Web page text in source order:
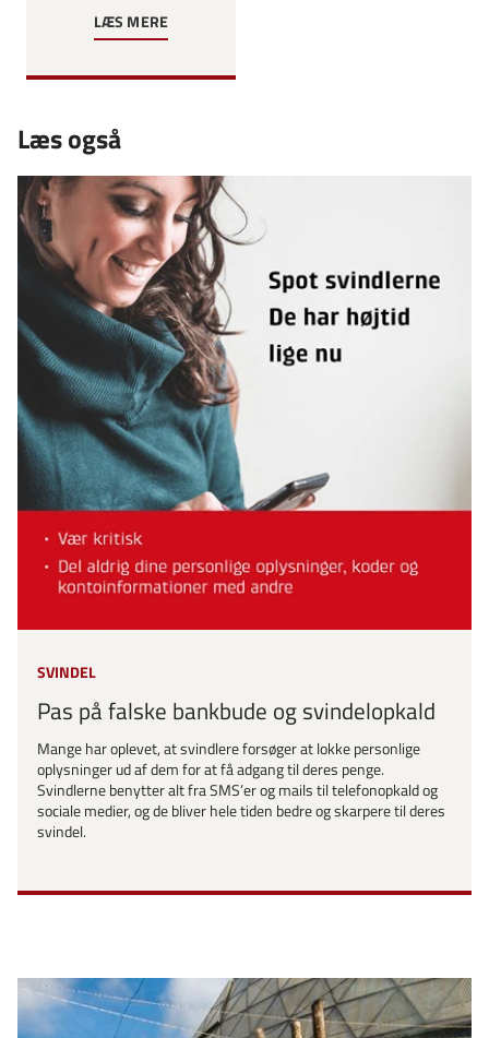
LÆS MERE
Læs også
SVINDEL
Pas på falske bankbude og svindelopkald
Mange har oplevet, at svindlere forsøger at lokke personlige
oplysninger ud af dem for at få adgang til deres penge.
Svindlerne benytter alt fra SMS’er og mails til telefonopkald og
sociale medier, og de bliver hele tiden bedre og skarpere til deres
svindel.